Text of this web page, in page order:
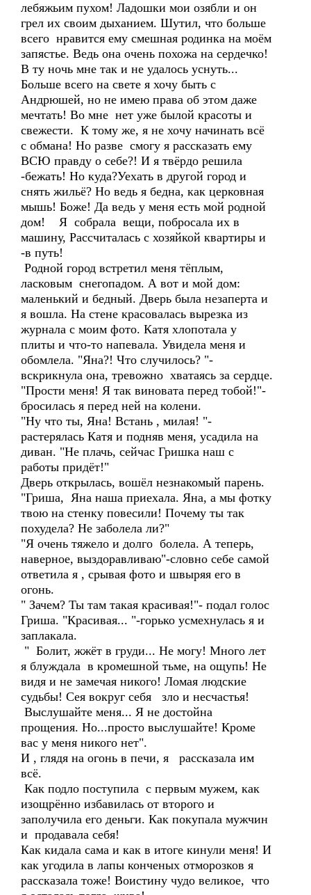
лебяжьим пухом! Ладошки мои озябли и он
грел их своим дыханием. Шутил, что больше
всего нравится ему смешная родинка на моём
запястье. Ведь она очень похожа на сердечко!
В ту ночь мне так и не удалось уснуть...
Больше всего на свете я хочу быть с
Андрюшей, но не имею права об этом даже
мечтать! Во мне нет уже былой красоты и
свежести. К тому же, я не хочу начинать всё
с обмана! Но разве смогу я рассказать ему
ВСЮ правду о себе?! И я твёрдо решила
-бежать! Но куда?Уехать в другой город и
снять жильё? Но ведь я бедна, как церковная
мышь! Боже! Да ведь у меня есть мой родной
дом! Я собрала вещи, побросала их в
машину, Рассчиталась с хозяйкой квартиры и
-в путь!
Родной город встретил меня тёплым,
ласковым снегопадом. А вот и мой дом:
маленький и бедный. Дверь была незаперта и
я вошла. На стене красовалась вырезка из
журнала с моим фото. Катя хлопотала у
плиты и что-то напевала. Увидела меня и
обомлела. "Яна?! Что случилось? "-
вскрикнула она, тревожно хватаясь за сердце.
"Прости меня! Я так виновата перед тобой!"-
бросилась я перед ней на колени.
"Ну что ты, Яна! Встань , милая! "-
растерялась Катя и подняв меня, усадила на
диван. "Не плачь, сейчас Гришка наш с
работы придёт!"
Дверь открылась, вошёл незнакомый парень.
"Гриша, Яна наша приехала. Яна, а мы фотку
твою на стенку повесили! Почему ты так
похудела? Не заболела ли?"
"Я очень тяжело и долго болела. А теперь,
наверное, выздоравливаю"-словно себе самой
ответила я , срывая фото и швыряя его в
огонь.
" Зачем? Ты там такая красивая!"- подал голос
Гриша. "Красивая... "-горько усмехнулась я и
заплакала.
" Болит, жжёт в груди... Не могу! Много лет
я блуждала в кромешной тьме, на ощупь! Не
видя и не замечая никого! Ломая людские
судьбы! Сея вокруг себя зло и несчастья!
Выслушайте меня... Я не достойна
прощения. Но...просто выслушайте! Кроме
вас у меня никого нет".
И , глядя на огонь в печи, я рассказала им
всё.
Как подло поступила с первым мужем, как
изощрённо избавилась от второго и
заполучила его деньги. Как покупала мужчин
и продавала себя!
Как кидала сама и как в итоге кинули меня! И
как угодила в лапы конченых отморозков я
рассказала тоже! Воистину чудо великое, что